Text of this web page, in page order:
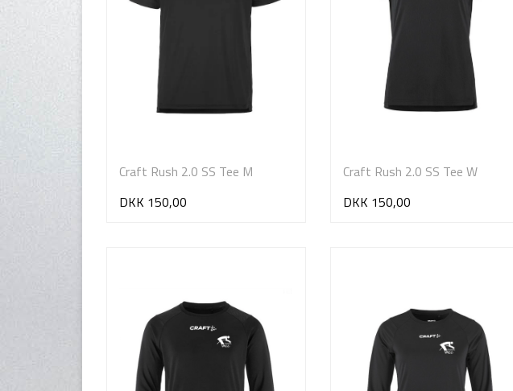
Craft Rush 2.0 SS Tee M
DKK 150,00
Craft Rush 2.0 SS Tee W
DKK 150,00